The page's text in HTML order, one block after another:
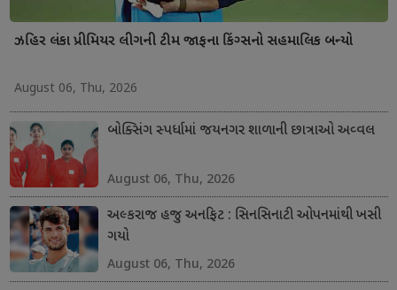
ઝહિર લંકા પ્રીમિયર લીગની ટીમ જાફના કિંગ્સનો સહમાલિક બન્યો
August 06, Thu, 2026
બોક્સિંગ સ્પર્ધામાં જયનગર શાળાની છાત્રાઓ અવ્વલ
August 06, Thu, 2026
અલ્કરાજ હજુ અનફિટ : સિનસિનાટી ઓપનમાંથી ખસી
ગયો
August 06, Thu, 2026